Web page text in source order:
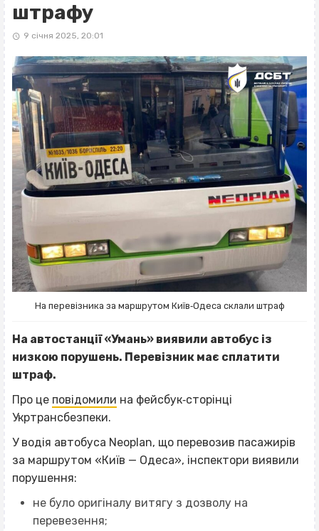
штрафу
9 січня 2025, 20:01
На перевізника за маршрутом Київ‐Одеса склали штраф
На автостанції «Умань» виявили автобус із
низкою порушень. Перевізник має сплатити
штраф.
Про це повідомили на фейсбук‐сторінці
Укртрансбезпеки.
У водія автобуса Neoplan, що перевозив пасажирів
за маршрутом «Київ — Одеса», інспектори виявили
порушення:
не було оригіналу витягу з дозволу на
перевезення;